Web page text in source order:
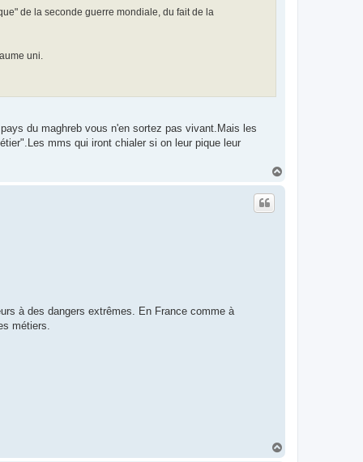
de la seconde guerre mondiale, du fait de la
uni.
du maghreb vous n'en sortez pas vivant.Mais les
mms qui iront chialer si on leur pique leur
à des dangers extrêmes. En France comme à
métiers.